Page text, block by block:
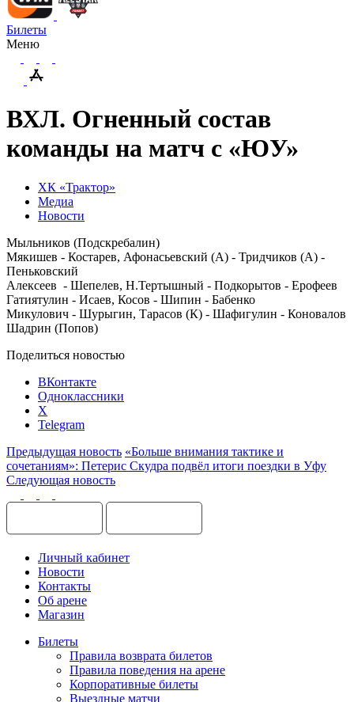
Билеты
Меню
ВХЛ. Огненный состав
команды на матч с «ЮУ»
ХК «Трактор»
Медиа
Новости
Мыльников (Подскребалин)
Мякишев - Костарев, Афонасьевский (А) - Тридчиков (А) -
Пеньковский
Алексеев - Шепелев, Н.Тертышный - Подкорытов - Ерофеев
Гатиятулин - Исаев, Косов - Шипин - Бабенко
Микулович - Шурыгин, Тарасов (К) - Шафигулин - Коновалов
Шадрин (Попов)
Поделиться новостью
ВКонтакте
Одноклассники
X
Telegram
Предыдущая новость «Больше внимания тактике и
сочетаниям»: Петерис Скудра подвёл итоги поездки в Уфу
Следующая новость
Личный кабинет
Новости
Контакты
Об арене
Магазин
Билеты
Правила возврата билетов
Правила поведения на арене
Корпоративные билеты
Выездные матчи